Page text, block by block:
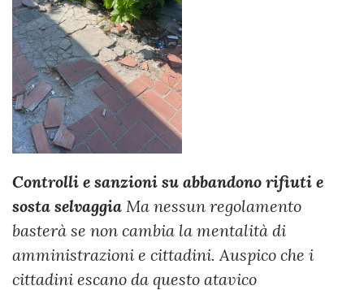
Controlli e sanzioni su abbandono rifiuti e
sosta selvaggia Ma nessun regolamento
basterà se non cambia la mentalità di
amministrazioni e cittadini. Auspico che i
cittadini escano da questo atavico